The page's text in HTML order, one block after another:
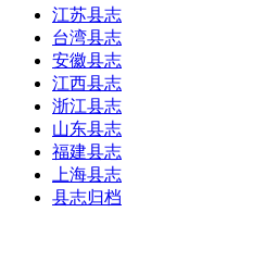
江苏县志
台湾县志
安徽县志
江西县志
浙江县志
山东县志
福建县志
上海县志
县志归档